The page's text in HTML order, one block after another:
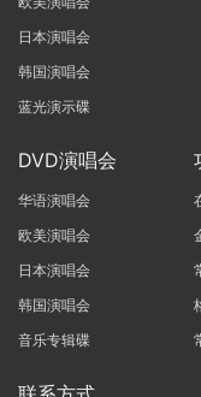
日本演唱会
韩国演唱会
蓝光演示碟
DVD演唱会
华语演唱会
欧美演唱会
日本演唱会
韩国演唱会
音乐专辑碟